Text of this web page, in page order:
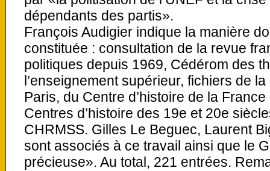
dépendants des partis».
François Audigier indique la manière
constituée : consultation de la revue
politiques depuis 1969, Cédérom des
l’enseignement supérieur, fichiers de
Paris, du Centre d’histoire de la
Centres d’histoire des 19e et 20e
CHRMSS. Gilles Le Beguec, Laurent
sont associés à ce travail ainsi que le
précieuse». Au total, 221 entrées.